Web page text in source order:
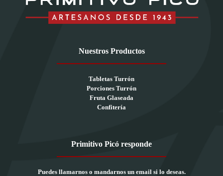
Nuestros Productos
Tabletas Turrón
Porciones Turrón
Fruta Glaseada
Confitería
Primitivo Picó responde
Puedes llamarnos o mandarnos un email si lo deseas.